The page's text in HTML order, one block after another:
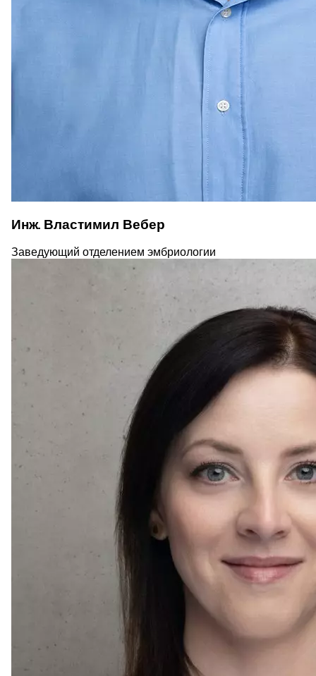
Инж. Властимил Вебер
Заведующий отделением эмбриологии